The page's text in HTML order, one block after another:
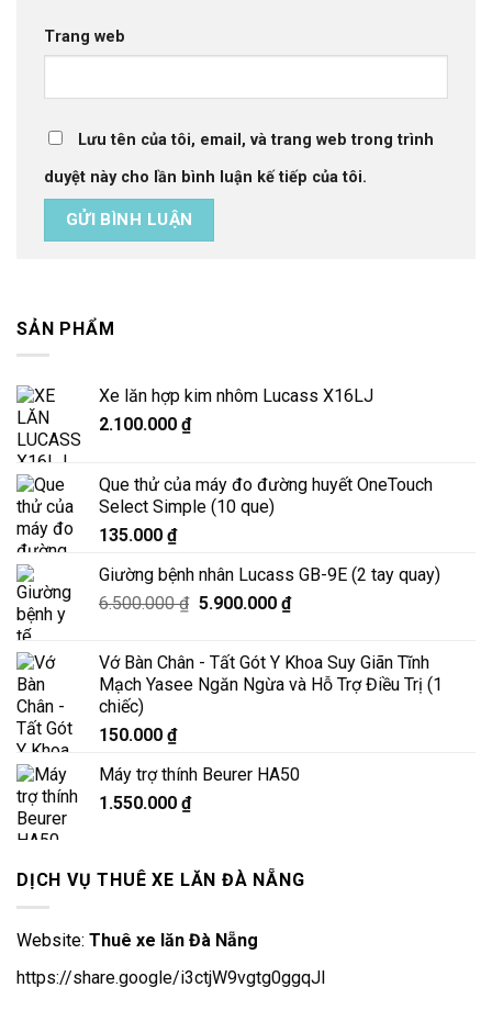
Trang web
Lưu tên của tôi, email, và trang web trong trình
duyệt này cho lần bình luận kế tiếp của tôi.
SẢN PHẨM
Xe lăn hợp kim nhôm Lucass X16LJ
2.100.000 ₫
Que thử của máy đo đường huyết OneTouch
Select Simple (10 que)
135.000 ₫
Giường bệnh nhân Lucass GB-9E (2 tay quay)
6.500.000₫ Giá
6.500.000 ₫.
5.900.000 ₫Giá
là:
5.900.000 ₫.
Vớ Bàn Chân - Tất Gót Y Khoa Suy Giãn Tĩnh
Mạch Yasee Ngăn Ngừa và Hỗ Trợ Điều Trị (1
chiếc)
150.000 ₫
Máy trợ thính Beurer HA50
1.550.000 ₫
DỊCH VỤ THUÊ XE LĂN ĐÀ NẴNG
Website: Thuê xe lăn Đà Nẵng
https://share.google/i3ctjW9vgtg0ggqJl